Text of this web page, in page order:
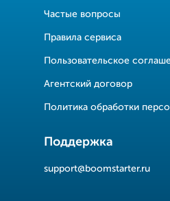
Частые вопросы
Правила сервиса
Пользовательское
Агентский договор
Политика обработки
Поддержка
support@boomstarter.ru